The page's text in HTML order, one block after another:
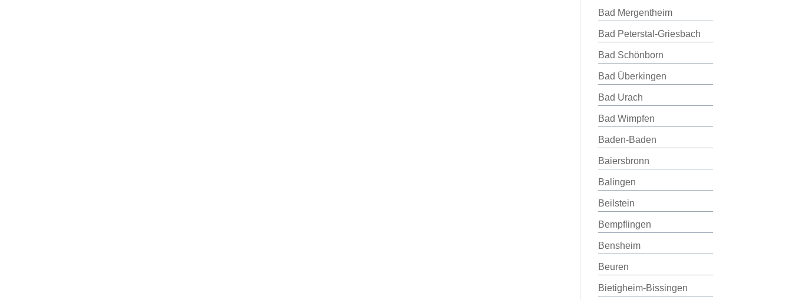
Bad Mergentheim
Bad Peterstal-Griesbach
Bad Schönborn
Bad Überkingen
Bad Urach
Bad Wimpfen
Baden-Baden
Baiersbronn
Balingen
Beilstein
Bempflingen
Bensheim
Beuren
Bietigheim-Bissingen